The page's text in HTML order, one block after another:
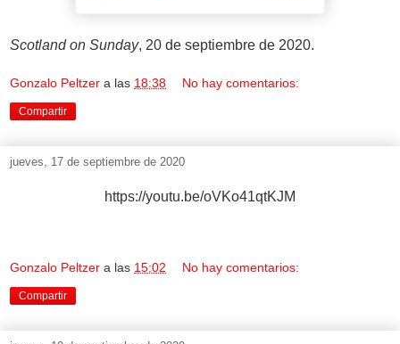
Scotland on Sunday, 20 de septiembre de 2020.
Gonzalo Peltzer a las 18:38 No hay comentarios:
Compartir
jueves, 17 de septiembre de 2020
https://youtu.be/oVKo41qtKJM
Gonzalo Peltzer a las 15:02 No hay comentarios:
Compartir